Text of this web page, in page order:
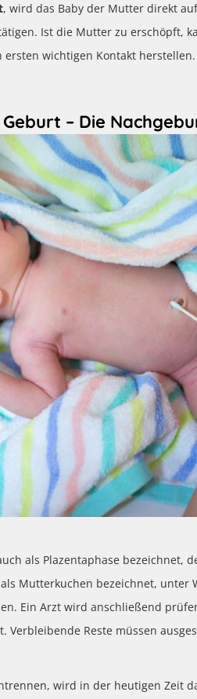
, wird das Baby der Mutter direkt
Ist die Mutter zu erschöpft,
ersten wichtigen Kontakt herstellen.
– Die
als Plazentaphase bezeichnet,
Mutterkuchen bezeichnet, unter
Ein Arzt wird anschließend
Verbleibende Reste müssen
wird in der heutigen Zeit